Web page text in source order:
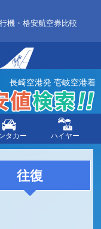
機・格安航空券比較
長崎空港発 壱岐空港着
タカー ハイヤー
往復